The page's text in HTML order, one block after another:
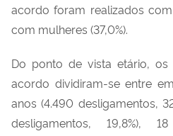
acordo foram realizados
com mulheres (37,0%).
Do ponto de vista etário, os
acordo dividiram-se entre
anos (4.490 desligamentos,
desligamentos,